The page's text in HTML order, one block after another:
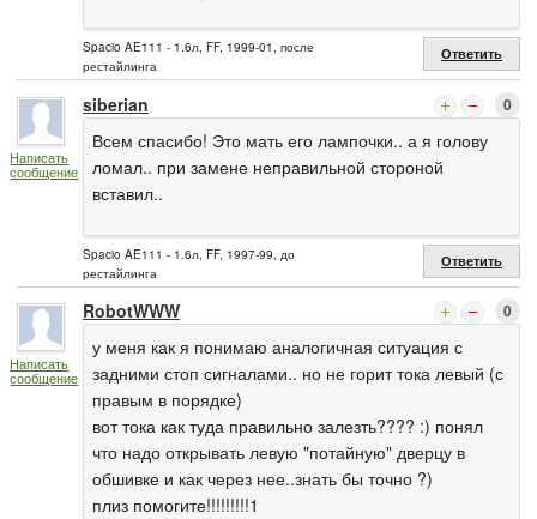
Spacio AE111 - 1.6л, FF, 1999-01, после
рестайлинга
Ответить
Написать
сообщение
siberian 0
Всем спасибо! Это мать его лампочки.. а я голову
ломал.. при замене неправильной стороной
вставил..
Spacio AE111 - 1.6л, FF, 1997-99, до
рестайлинга
Ответить
Написать
сообщение
RobotWWW 0
у меня как я понимаю аналогичная ситуация с
задними стоп сигналами.. но не горит тока левый (с
правым в порядке)
вот тока как туда правильно залезть???? :) понял
что надо открывать левую "потайную" дверцу в
обшивке и как через нее..знать бы точно ?)
плиз помогите!!!!!!!!!1